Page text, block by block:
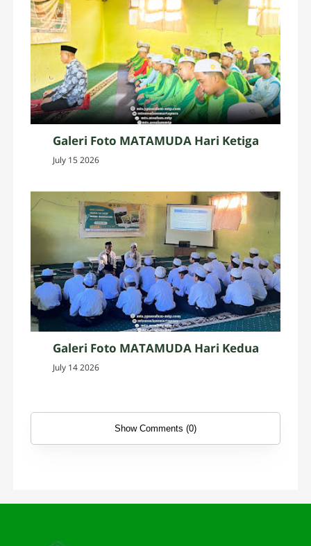
Galeri Foto MATAMUDA Hari Ketiga
July 15 2026
Galeri Foto MATAMUDA Hari Kedua
July 14 2026
Show Comments (0)